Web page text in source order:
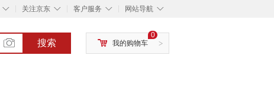
◇ ◇
关注京东 ◇
客户服务 ◇
网站导航
搜索 >
0
我的购物车